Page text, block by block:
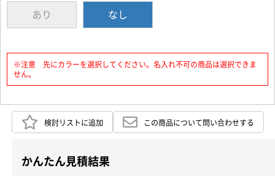
あり なし
※注意 先にカラーを選択してください。名入れ不可の商品は選択できま
せん。
検討リストに追加 この商品について問い合わせする
かんたん見積結果